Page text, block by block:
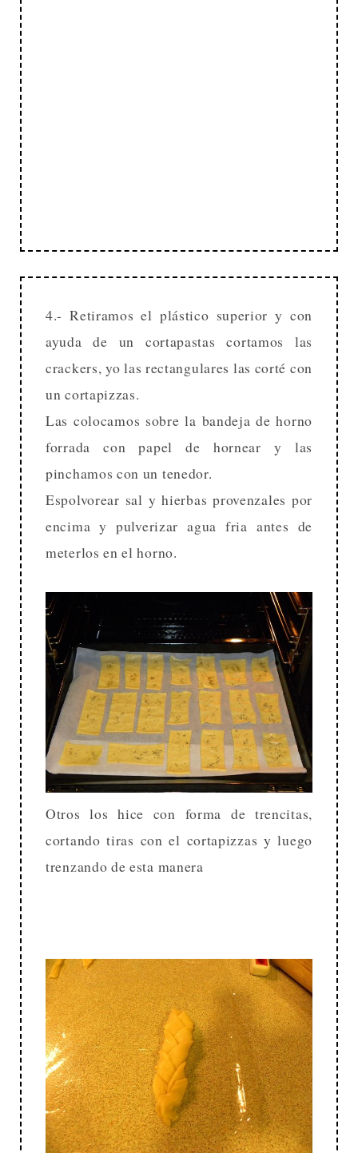
4.- Retiramos el plástico superior y con
ayuda de un cortapastas cortamos las
crackers, yo las rectangulares las corté con
un cortapizzas.
Las colocamos sobre la bandeja de horno
forrada con papel de hornear y las
pinchamos con un tenedor.
Espolvorear sal y hierbas provenzales por
encima y pulverizar agua fria antes de
meterlos en el horno.
Otros los hice con forma de trencitas,
cortando tiras con el cortapizzas y luego
trenzando de esta manera